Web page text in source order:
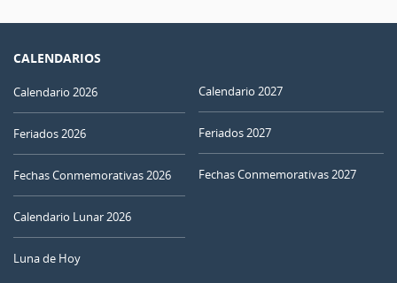
CALENDARIOS
Calendario 2026
Feriados 2026
Fechas Conmemorativas 2026
Calendario Lunar 2026
Luna de Hoy
Calendario 2027
Feriados 2027
Fechas Conmemorativas 2027